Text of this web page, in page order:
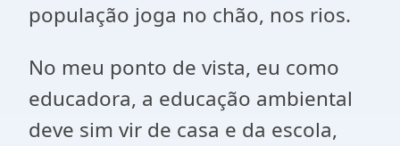
população joga no chão, nos rios.
No meu ponto de vista, eu como
educadora, a educação ambiental
deve sim vir de casa e da escola,